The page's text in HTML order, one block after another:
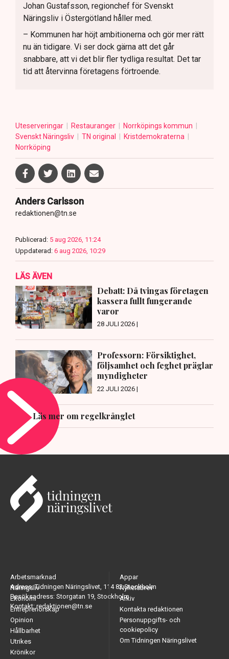
Johan Gustafsson, regionchef för Svenskt
Näringsliv i Östergötland håller med.
– Kommunen har höjt ambitionerna och gör mer rätt
nu än tidigare. Vi ser dock gärna att det går
snabbare, att vi det blir fler tydliga resultat. Det tar
tid att återvinna företagens förtroende.
Uteserveringar Restauranger
Norrköpings kommun
Svenskt Näringsliv
TN original
Kristdemokraterna
Norrköping
Anders Carlsson
redaktionen@tn.se
Publicerad: 5 aug 2026, 11:24
Uppdaterad: 6 aug 2026, 10:29
LÄS ÄVEN
Debatt: Då tvingas företagen
kassera fullt fungerande
varor
28 JULI 2026 |
Professorn: Försiktighet,
följsamhet och feghet präglar
myndigheter
22 JULI 2026 |
Läs mer om regelkrånglet
Adress: Tidningen Näringslivet, 114 82 Stockholm
Besöksadress: Storgatan 19, Stockholm
Kontakt: redaktionen@tn.se
Arbetsmarknad
Näringsliv
Ekonomi
Entreprenörskap
Opinion
Hållbarhet
Utrikes
Krönikor
Appar
Nyhetsbrev
Arkiv
Kontakta redaktionen
Personuppgifts- och
cookiepolicy
Om Tidningen Näringslivet